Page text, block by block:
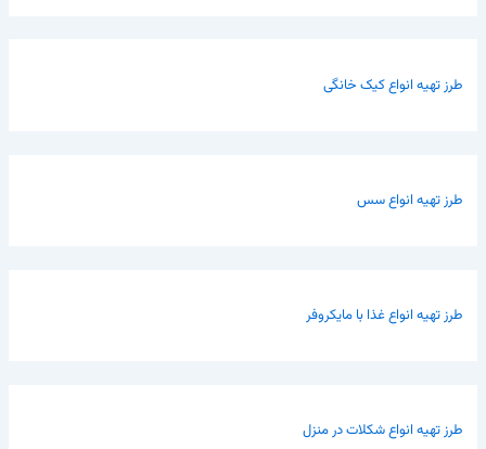
طرز تهیه انواع کیک خانگی
طرز تهیه انواع سس
طرز تهیه انواع غذا با مایکروفر
طرز تهیه انواع شکلات در منزل